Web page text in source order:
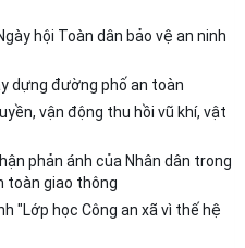
hội Toàn dân bảo vệ an ninh
dựng đường phố an toàn
vận động thu hồi vũ khí, vật
phản ánh của Nhân dân trong
toàn giao thông
"Lớp học Công an xã vì thế hệ